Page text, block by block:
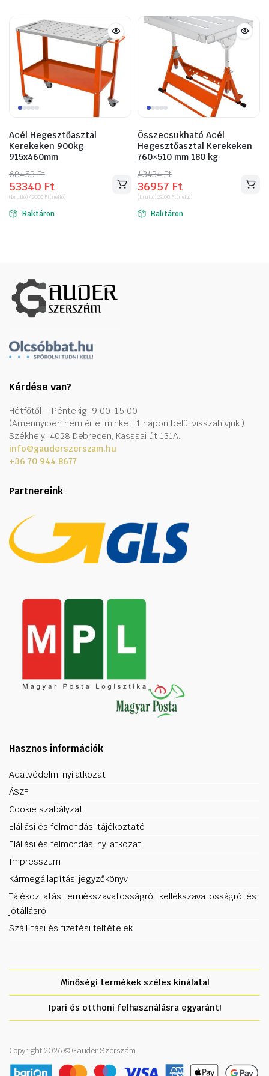
Acél Hegesztőasztal
Kerekeken 900kg
915x460mm
68453Ft
Original
price
was:
68453 Ft.
53340 Ft
Current
price
is:
53340 Ft.
(bruttó) 42000 Ft(nettó)
Raktáron
Összecsukható Acél
Hegesztőasztal Kerekeken
760×510 mm 180 kg
43434Ft
Original
price
was:
43434 Ft.
36957 Ft
Current
price
is:
36957 Ft.
(bruttó)29100 Ft(nettó)
Raktáron
Kérdése van?
Hétfőtől – Péntekig: 9:00-15:00
(Amennyiben nem ér el minket, 1 napon belül visszahívjuk.)
Székhely: 4028 Debrecen, Kasssai út 131A.
info@gauderszerszam.hu
+36 70 944 8677
Partnereink
Hasznos információk
Adatvédelmi nyilatkozat
ÁSZF
Cookie szabályzat
Elállási és felmondási tájékoztató
Elállási és felmondási nyilatkozat
Impresszum
Kármegállapítási jegyzőkönyv
Tájékoztatás termékszavatosságról, kellékszavatosságról és
jótállásról
Szállítási és fizetési feltételek
Minőségi termékek széles kínálata!
Ipari és otthoni felhasználásra egyaránt!
Copyright 2026 © Gauder Szerszám